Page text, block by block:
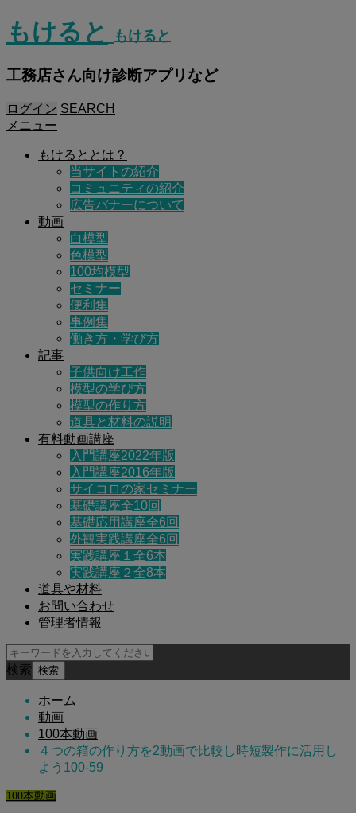
もけると もけると
工務店さん向け診断アプリなど
ログイン SEARCH
メニュー
もけるととは？
当サイトの紹介
コミュニティの紹介
広告バナーについて
動画
白模型
色模型
100均模型
セミナー
便利集
事例集
働き方・学び方
記事
子供向け工作
模型の学び方
模型の作り方
道具と材料の説明
有料動画講座
入門講座2022年版
入門講座2016年版
サイコロの家セミナー
基礎講座全10回
基礎応用講座全6回
外観実践講座全6回
実践講座１全6本
実践講座２全8本
道具や材料
お問い合わせ
管理者情報
検索
ホーム
動画
100本動画
４つの箱の作り方を2動画で比較し時短製作に活用し
よう100-59
100本動画